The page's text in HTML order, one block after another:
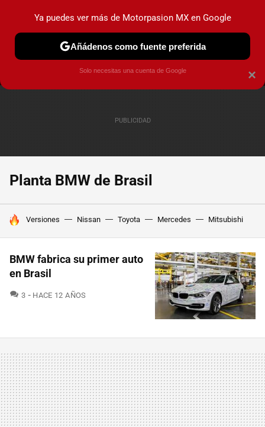
MENÚ NUEVO
INDUSTRIA HOY NO CIRCULA
Planta BMW de Brasil
HOY SE HABLA DE
Versiones Nissan Toyota Mercedes Mitsubishi
BMW fabrica su primer auto
en Brasil
3 COMENTARIOS
HACE 12 AÑOS
×
Ya puedes ver más de Motorpasion MX en Google
Añádenos como fuente preferida
Solo necesitas una cuenta de Google